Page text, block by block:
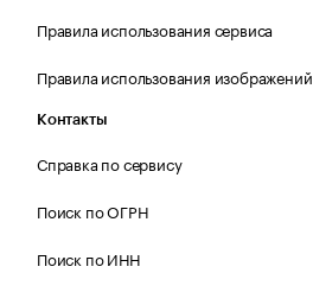
Правила использования сервиса
Правила использования изображений
Контакты
Справка по сервису
Поиск по ОГРН
Поиск по ИНН